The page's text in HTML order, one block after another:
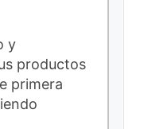
y
productos
primera